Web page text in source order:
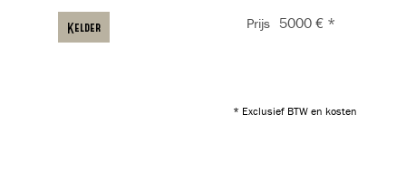
* Exclusief BTW en kosten
Kelder Prijs 5000 € *